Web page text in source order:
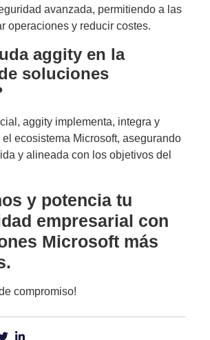
avanzada, permitiendo a las
operaciones y reducir costes.
aggity en la
soluciones
aggity implementa, integra y
ecosistema Microsoft, asegurando
y alineada con los objetivos del
y potencia tu
empresarial con
Microsoft más
compromiso!